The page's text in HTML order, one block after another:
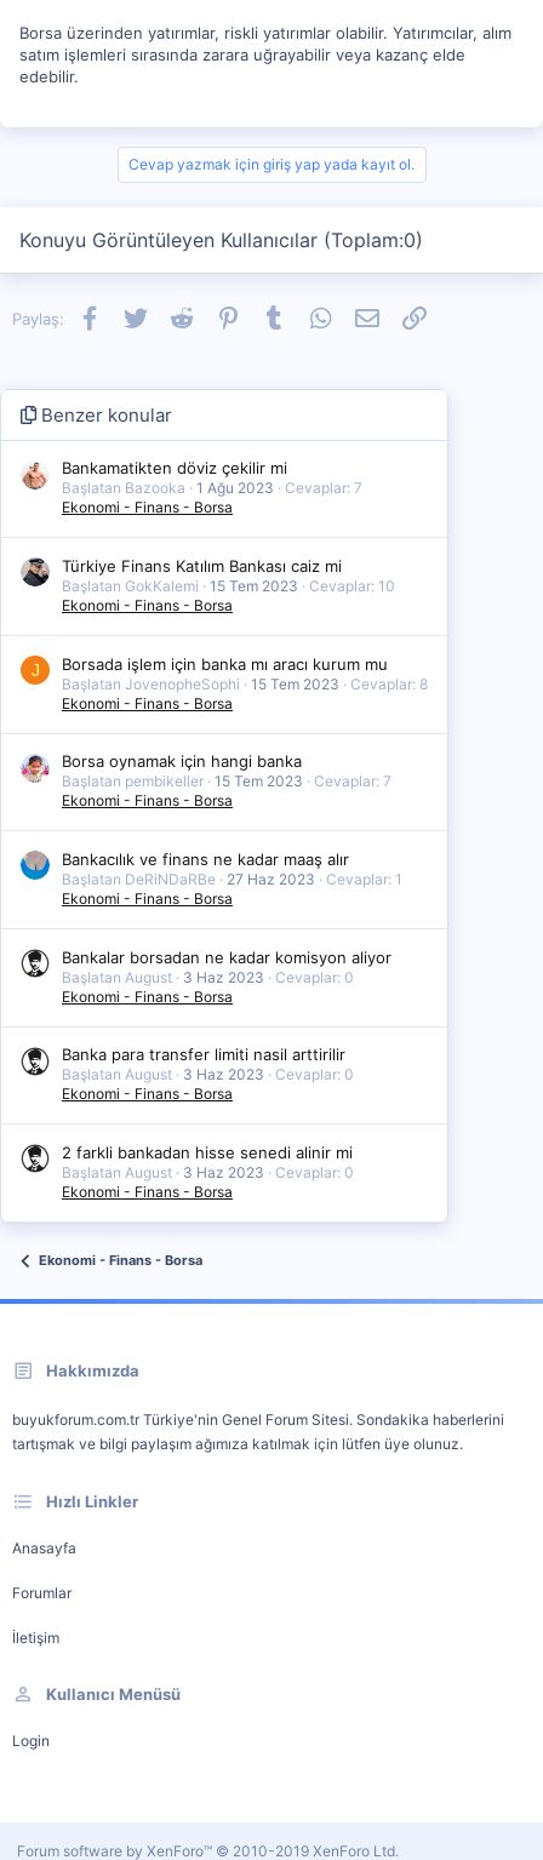
Borsa üzerinden yatırımlar, riskli yatırımlar olabilir. Yatırımcılar, alım
satım işlemleri sırasında zarara uğrayabilir veya kazanç elde
edebilir.
Cevap yazmak için giriş yap yada kayıt ol.
Konuyu Görüntüleyen Kullanıcılar (Toplam:0)
Paylaş: Facebook
TwitterReddit PinterestTumblrWhatsApp
E-postaLink
Benzer konular
Bankamatikten döviz çekilir mi
Başlatan Bazooka 1 Ağu 2023
Cevaplar: 7
Ekonomi - Finans - Borsa
Türkiye Finans Katılım Bankası caiz mi
Başlatan GokKalemi 15 Tem 2023
Cevaplar: 10
Ekonomi - Finans - Borsa
J Borsada işlem için banka mı aracı kurum mu
Başlatan JovenopheSophi 15 Tem 2023
Cevaplar: 8
Ekonomi - Finans - Borsa
Borsa oynamak için hangi banka
Başlatan pembikeller 15 Tem 2023
Cevaplar: 7
Ekonomi - Finans - Borsa
Bankacılık ve finans ne kadar maaş alır
Başlatan DeRiNDaRBe 27 Haz 2023
Cevaplar: 1
Ekonomi - Finans - Borsa
Bankalar borsadan ne kadar komisyon aliyor
Başlatan August 3 Haz 2023
Cevaplar: 0
Ekonomi - Finans - Borsa
Banka para transfer limiti nasil arttirilir
Başlatan August 3 Haz 2023
Cevaplar: 0
Ekonomi - Finans - Borsa
2 farkli bankadan hisse senedi alinir mi
Başlatan August 3 Haz 2023
Cevaplar: 0
Ekonomi - Finans - Borsa
Ekonomi - Finans - Borsa
Hakkımızda
buyukforum.com.tr Türkiye'nin Genel Forum Sitesi. Sondakika haberlerini
tartışmak ve bilgi paylaşım ağımıza katılmak için lütfen üye olunuz.
Hızlı Linkler
Anasayfa
Forumlar
İletişim
Kullanıcı Menüsü
Login
Forum software by XenForo™ © 2010-2019 XenForo Ltd.